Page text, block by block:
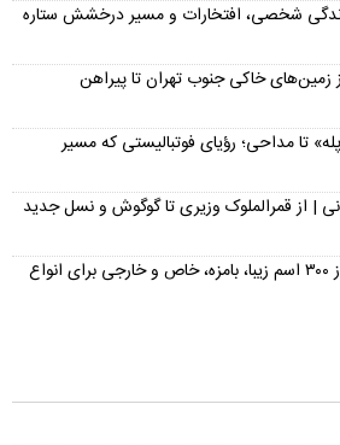
زندگی شخصی، افتخارات و مسیر درخشش ستاره
زمین‌های خاکی جنوب تهران تا پیراهن
تا مداحی؛ رؤیای فوتبالیستی که مسیر
| از قمرالملوک وزیری تا گوگوش و نسل جدید
اسم برای طوطی | بیش از ۳۰۰ اسم زیبا، بامزه، خاص و خارجی برای انواع